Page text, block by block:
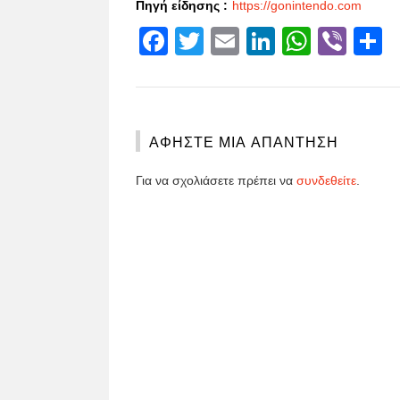
Πηγή είδησης : https://gonintendo.com
Facebook
Twitter
EmailLinkedInViber
ΑΦΉΣΤΕ ΜΙΑ ΑΠΆΝΤΗΣΗ
Για να σχολιάσετε πρέπει να συνδεθείτε